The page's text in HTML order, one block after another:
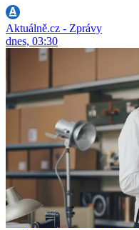
Aktuálně.cz - Zprávy
dnes, 03:30